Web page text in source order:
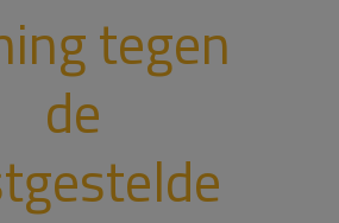
tegen
de